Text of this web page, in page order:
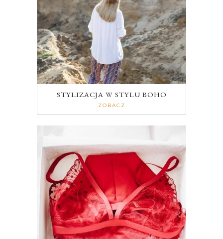
STYLIZACJA W STYLU BOHO
ZOBACZ